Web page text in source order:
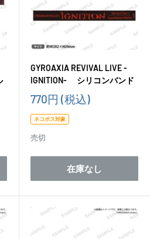
GYROAXIA REVIVAL LIVE -
IGNITION- シリコンバンド
販
価
格
770円 (税込)
ネコポス対象
売切
在庫なし